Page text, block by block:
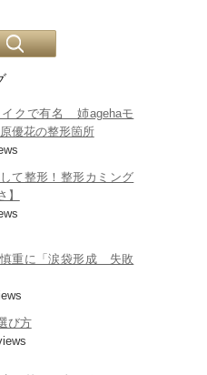
イクで有名 姉agehaモ
優花の整形箇所
て整形！整形カミング
慎重に「涙袋形成 失敗
び方